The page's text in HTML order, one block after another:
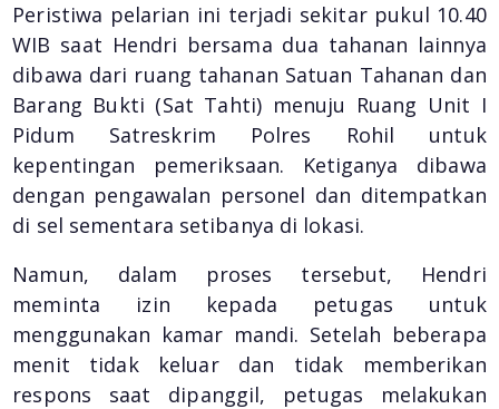
Peristiwa pelarian ini terjadi sekitar pukul 10.40
WIB saat Hendri bersama dua tahanan lainnya
dibawa dari ruang tahanan Satuan Tahanan dan
Barang Bukti (Sat Tahti) menuju Ruang Unit I
Pidum Satreskrim Polres Rohil untuk
kepentingan pemeriksaan. Ketiganya dibawa
dengan pengawalan personel dan ditempatkan
di sel sementara setibanya di lokasi.
Namun, dalam proses tersebut, Hendri
meminta izin kepada petugas untuk
menggunakan kamar mandi. Setelah beberapa
menit tidak keluar dan tidak memberikan
respons saat dipanggil, petugas melakukan